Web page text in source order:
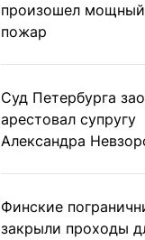
произошел мощный
пожар
Суд Петербурга
арестовал супругу
Александра
Финские
закрыли проходы